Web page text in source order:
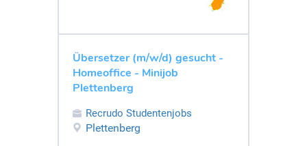
Übersetzer (m/w/d) gesucht -
Homeoffice - Minijob
Plettenberg
Recrudo Studentenjobs
Plettenberg